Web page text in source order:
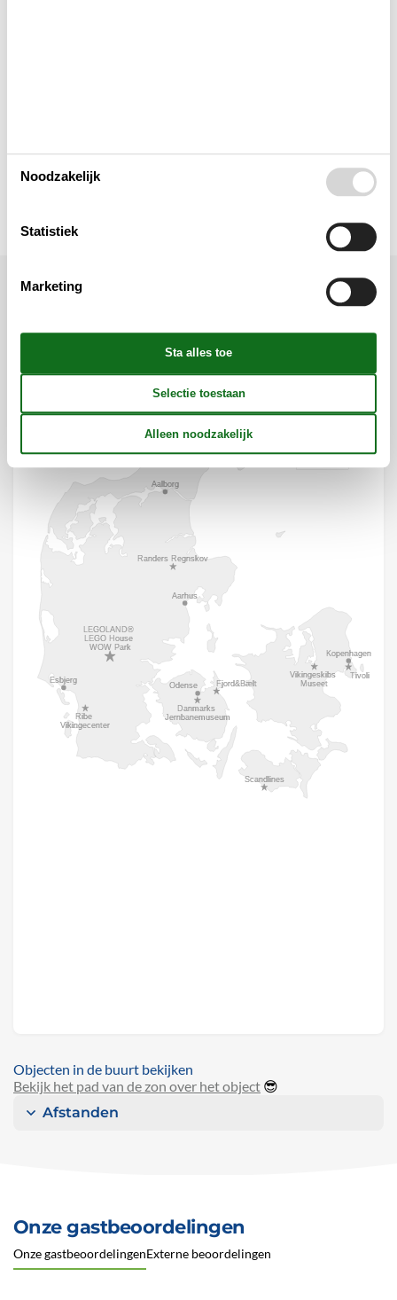
Objecten in de buurt bekijken
Bekijk het pad van de zon over het object 😎
Afstanden
Onze gastbeoordelingen
Onze gastbeoordelingenExterne beoordelingen
Noodzakelijk
Statistiek
Marketing